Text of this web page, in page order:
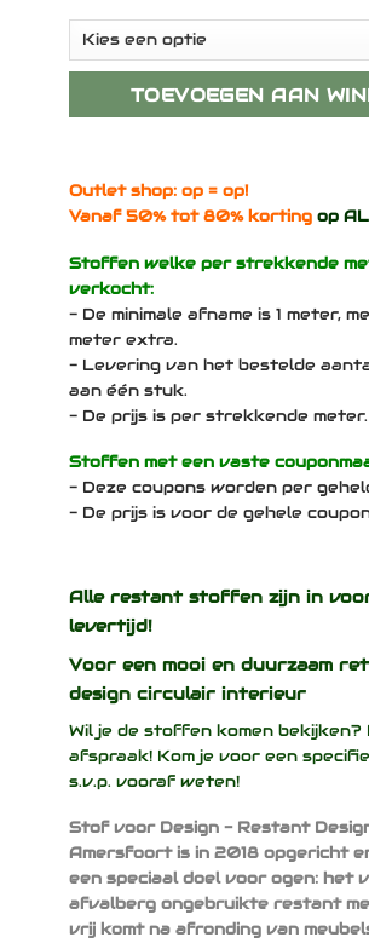
TOEVOEGEN AAN
Outlet shop: op = op!
Vanaf 50% tot 80% korting op
Stoffen welke per strekkende
verkocht:
- De minimale afname is 1 meter,
meter extra.
- Levering van het bestelde
aan één stuk.
- De prijs is per strekkende meter.
Stoffen met een vaste
- Deze coupons worden per
- De prijs is voor de gehele
Alle restant stoffen zijn in
levertijd!
Voor een mooi en duurzaam
design circulair interieur
Wil je de stoffen komen bekijken?
afspraak! Kom je voor een
s.v.p. vooraf weten!
Stof voor Design - Restant
Amersfoort is in 2018 opgericht
een speciaal doel voor ogen: het
afvalberg ongebruikte restant
vrij komt na afronding van